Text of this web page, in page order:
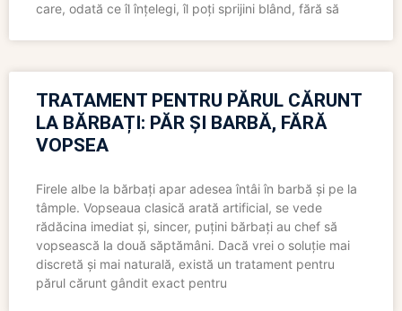
care, odată ce îl înțelegi, îl poți sprijini blând, fără să
TRATAMENT PENTRU PĂRUL CĂRUNT
LA BĂRBAȚI: PĂR ȘI BARBĂ, FĂRĂ
VOPSEA
Firele albe la bărbați apar adesea întâi în barbă și pe la
tâmple. Vopseaua clasică arată artificial, se vede
rădăcina imediat și, sincer, puțini bărbați au chef să
vopsească la două săptămâni. Dacă vrei o soluție mai
discretă și mai naturală, există un tratament pentru
părul cărunt gândit exact pentru